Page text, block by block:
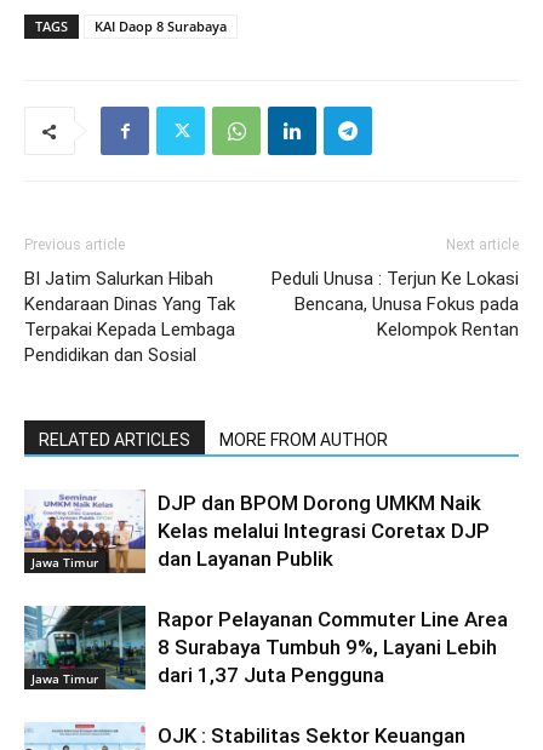
TAGS KAI Daop 8 Surabaya
Previous article
BI Jatim Salurkan Hibah
Kendaraan Dinas Yang Tak
Terpakai Kepada Lembaga
Pendidikan dan Sosial
Next article
Peduli Unusa : Terjun Ke Lokasi
Bencana, Unusa Fokus pada
Kelompok Rentan
RELATED ARTICLES MORE FROM AUTHOR
Jawa Timur
DJP dan BPOM Dorong UMKM Naik
Kelas melalui Integrasi Coretax DJP
dan Layanan Publik
Jawa Timur
Rapor Pelayanan Commuter Line Area
8 Surabaya Tumbuh 9%, Layani Lebih
dari 1,37 Juta Pengguna
OJK : Stabilitas Sektor Keuangan